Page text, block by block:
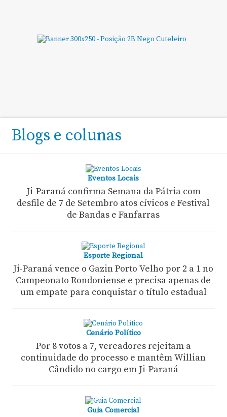
Blogs e colunas
Eventos Locais
Ji-Paraná confirma Semana da Pátria com
desfile de 7 de Setembro atos cívicos e Festival
de Bandas e Fanfarras
Esporte Regional
Ji-Paraná vence o Gazin Porto Velho por 2 a 1 no
Campeonato Rondoniense e precisa apenas de
um empate para conquistar o título estadual
Cenário Político
Por 8 votos a 7, vereadores rejeitam a
continuidade do processo e mantêm Willian
Cândido no cargo em Ji-Paraná
Guia Comercial